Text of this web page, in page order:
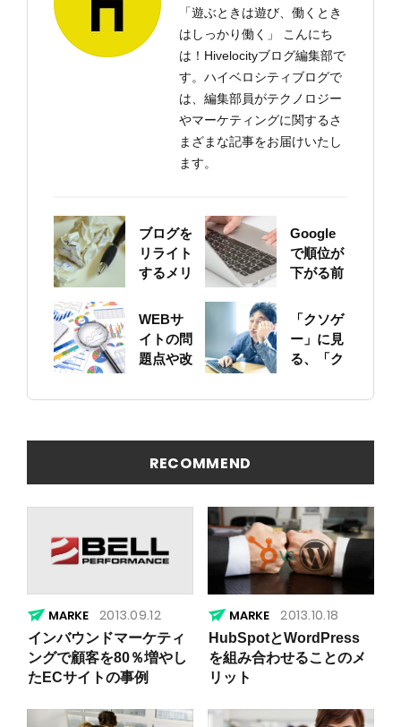
「遊ぶときは遊び、働くとき
はしっかり働く」 こんにち
は！Hivelocityブログ編集部で
す。ハイベロシティブログで
は、編集部員がテクノロジー
やマーケティングに関するさ
まざまな記事をお届けいたし
ます。
ブログを
リライト
するメリ
いて
Google
で順位が
下がる前
のサイト
をちゃん
と確認し
WEBサ
イトの問
題点や改
トの概要
見つける
方法
「クソゲ
ー」に見
る、「ク
ト」の原
RECOMMEND
2013.09.12
インバウンドマーケティ
ングで顧客を80％増やし
たECサイトの事例
2013.10.18
HubSpotとWordPress
を組み合わせることのメ
リット